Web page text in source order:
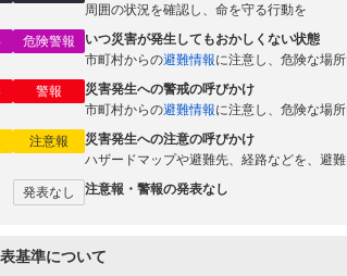
周囲の状況を確認し、命を守る行動を
危険警報
いつ災害が発生してもおかしくない状態
市町村からの避難情報に注意し、危険な場
警報
災害発生への警戒の呼びかけ
市町村からの避難情報に注意し、危険な場
注意報
災害発生への注意の呼びかけ
ハザードマップや避難先、経路などを、避
発表なし 注意報・警報の発表なし
基準について